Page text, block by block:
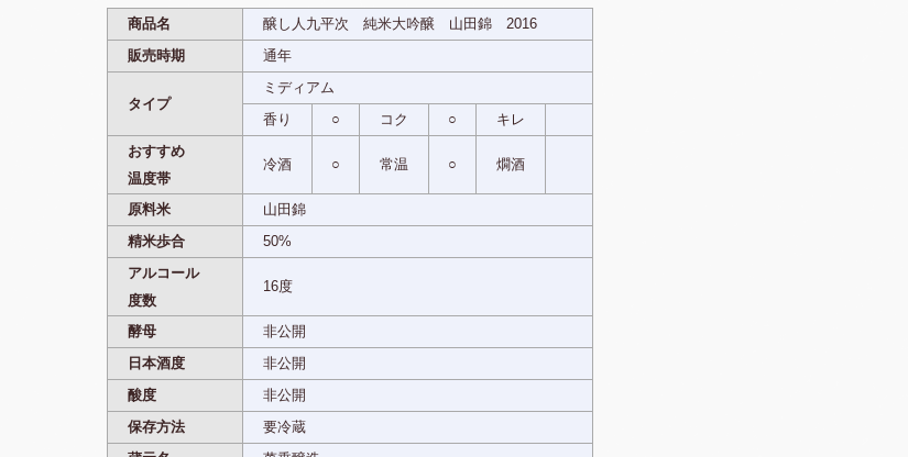
商品名
醸し人九平次 純米大吟醸 山田錦 2016
販売時期
通年
タイプ
ミディアム
香り
○ コク ○
キレ
おすすめ
温度帯
冷酒 ○ 常温 ○ 燗酒
原料米
山田錦
精米歩合
50%
アルコール
度数
16度
酵母
非公開
日本酒度
非公開
酸度
非公開
保存方法
要冷蔵